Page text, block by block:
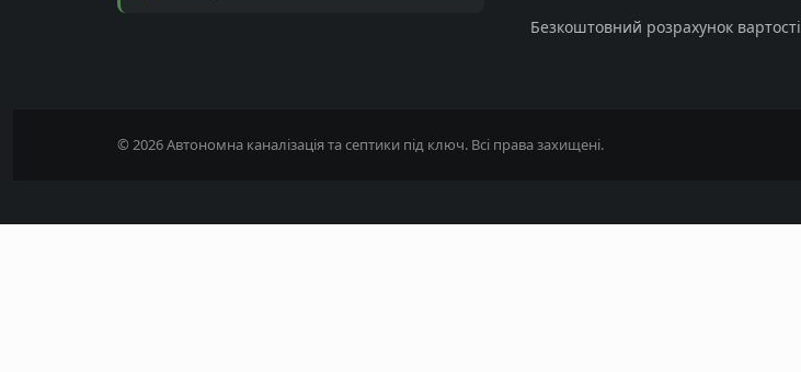
Безкоштовний розрахунок вартості
© 2026 Автономна каналізація та септики під ключ. Всі права захищені.